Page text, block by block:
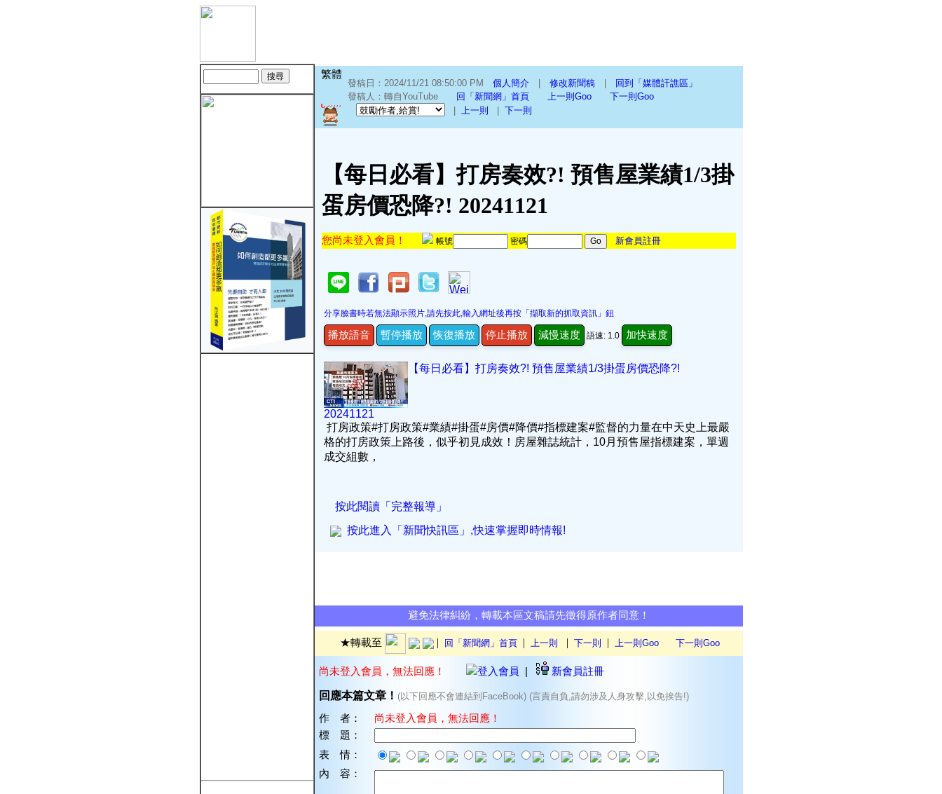
繁體
發稿日：2024/11/21 08:50:00 PM 個人簡介| 修改新聞稿|
回到「媒體訐譙區」
發稿人：轉自YouTube
回「新聞網」首頁 上一則Goo
下一則Goo
上一則 下一則
【每日必看】打房奏效?! 預售屋業績1/3掛
蛋房價恐降?! 20241121
您尚未登入會員！ 帳號 密碼 新會員註冊
分享臉書時若無法顯示照片,請先按此,輸入網址後再按「擷取新的抓取資訊」鈕
播放語音 暫停播放 恢復播放 停止播放 減慢速度 語速: 1.0 加快速度
【每日必看】打房奏效?! 預售屋業績1/3掛蛋房價恐降?!
20241121
打房政策#打房政策#業績#掛蛋#房價#降價#指標建案#監督的力量在中天史上最嚴
格的打房政策上路後，似乎初見成效！房屋雜誌統計，10月預售屋指標建案，單週
成交組數，
按此閱讀「完整報導」
按此進入「新聞快訊區」,快速掌握即時情報!
避免法律糾紛，轉載本區文稿請先徵得原作者同意！
★轉載至 | 回「新聞網」首頁 | 上一則 | 下一則 | 上一則Goo 下一則Goo
尚未登入會員，無法回應！ 登入會員 | 新會員註冊
回應本篇文章！ (以下回應不會連結到FaceBook) (言責自負,請勿涉及人身攻擊,以免挨告!)
作 者：
尚未登入會員，無法回應！
標 題：
表 情：
內 容：